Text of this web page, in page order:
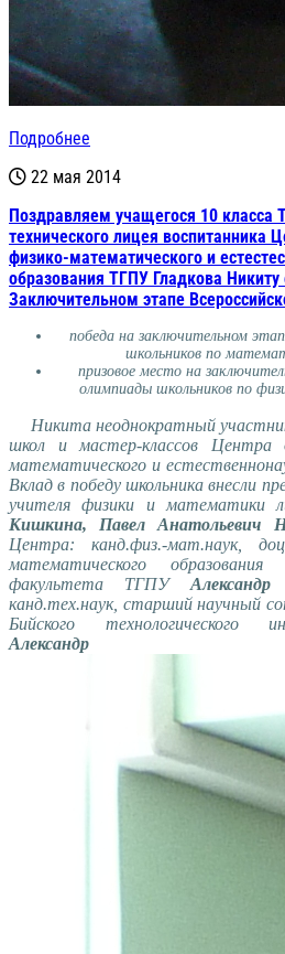
Подробнее
22 мая 2014
Поздравляем учащегося 10 класса
технического лицея воспитанника
физико-математического и
образования ТГПУ Гладкова
Заключительном этапе
победа на заключительном
школьников по
призовое место на
олимпиады школьников по
Никита неоднократный
школ и мастер-классов Центра
математического и
Вклад в победу школьника внесли
учителя физики и математики
Кишкина, Павел Анатольевич
Центра: канд.физ.-мат.наук,
математического образования
факультета ТГПУ
канд.тех.наук, старший научный
Бийского технологического
Александр